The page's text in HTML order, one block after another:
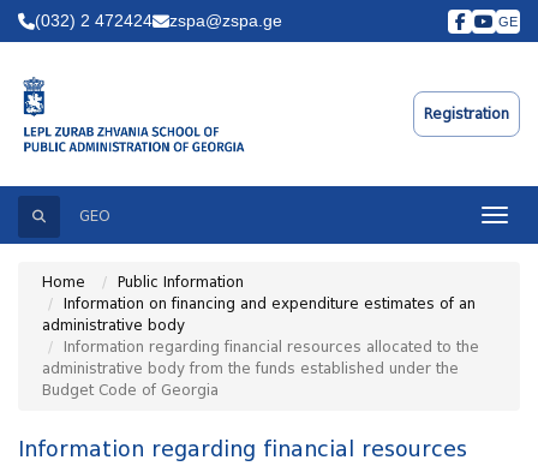
(032) 2 472424 zspa@zspa.ge GE
Registration
Search
GEO
Home
Public Information
Information on financing and expenditure estimates of an
administrative body
Information regarding financial resources allocated to the
administrative body from the funds established under the
Budget Code of Georgia
Information regarding financial resources